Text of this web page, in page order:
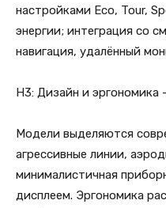
настройками Eco, Tour,
энергии; интеграция со
навигация, удалённый
H3: Дизайн и
Модели выделяются
агрессивные линии,
минималистичная
дисплеем. Эргономика